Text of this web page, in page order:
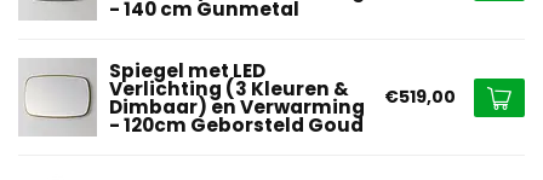
- 140 cm Gunmetal
Spiegel met LED
Verlichting (3 Kleuren &
Dimbaar) en Verwarming
- 120cm Geborsteld Goud
€519,00